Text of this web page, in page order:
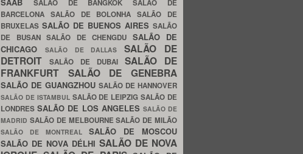
SALÃO DE BANGKOKSALÃO DE
BARCELONA SALÃO DE BOLONHASALÃO DE
BRUXELAS SALÃO DE BUENOS AIRES SALÃO
DE BUSAN SALÃO DE CHENGDU SALÃO DE
CHICAGO
SALÃO DE DALLASSALÃO DE
DETROIT
SALÃO DE DUBAI SALÃO DE
FRANKFURT SALÃO DE GENEBRA
SALÃO DE GUANGZHOU SALÃO DE HANNOVER
SALÃO DE ISTAMBUL SALÃO DE LEIPZIGSALÃO DE
LONDRESSALÃO DE LOS ANGELES SALÃO DE
MADRID SALÃO DE MELBOURNESALÃO DE MILÃO
SALÃO DE MONTREAL SALÃO DE MOSCOU
SALÃO DE NOVA DÉLHI SALÃO DE NOVA